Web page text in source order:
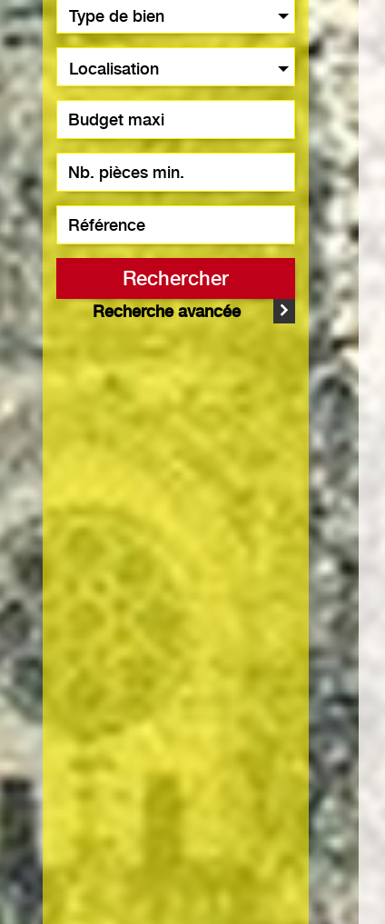
Type de bien
Localisation
Rechercher
Recherche avancée